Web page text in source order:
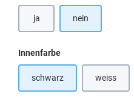
ja nein
Innenfarbeauswählen
schwarz weiss
(Diese